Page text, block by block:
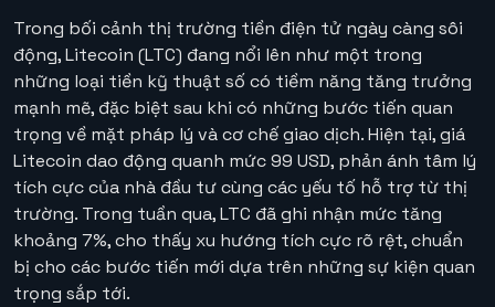
Trong bối cảnh thị trường tiền điện tử ngày càng sôi
động, Litecoin (LTC) đang nổi lên như một trong
những loại tiền kỹ thuật số có tiềm năng tăng trưởng
mạnh mẽ, đặc biệt sau khi có những bước tiến quan
trọng về mặt pháp lý và cơ chế giao dịch. Hiện tại, giá
Litecoin dao động quanh mức 99 USD, phản ánh tâm lý
tích cực của nhà đầu tư cùng các yếu tố hỗ trợ từ thị
trường. Trong tuần qua, LTC đã ghi nhận mức tăng
khoảng 7%, cho thấy xu hướng tích cực rõ rệt, chuẩn
bị cho các bước tiến mới dựa trên những sự kiện quan
trọng sắp tới.